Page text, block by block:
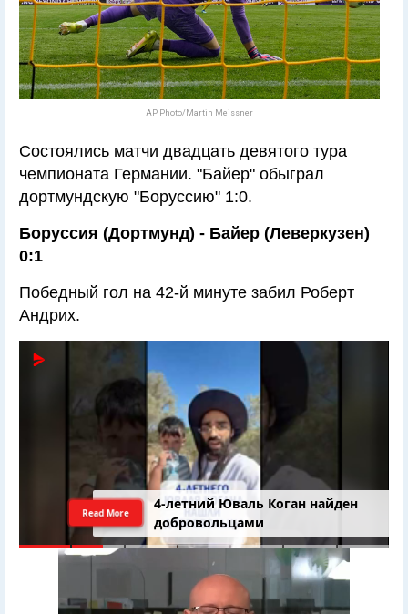
AP Photo/Martin Meissner
Состоялись матчи двадцать девятого тура
чемпионата Германии. "Байер" обыграл
дортмундскую "Боруссию" 1:0.
Боруссия (Дортмунд) - Байер (Леверкузен)
0:1
Победный гол на 42-й минуте забил Роберт
Андрих.
4-летний Юваль Коган найден
добровольцами
Read More